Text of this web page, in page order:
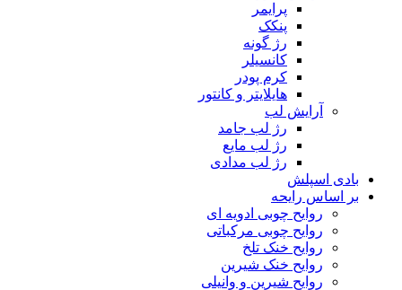
پرایمر
پنکک
رژ گونه
کانسیلر
کرم پودر
هایلایتر و کانتور
آرایش لب
رژ لب جامد
رژ لب مایع
رژ لب مدادی
بادی اسپلش
بر اساس رایحه
روایح چوبی ادویه ای
روایح چوبی مرکباتی
روایح خنک تلخ
روایح خنک شیرین
روایح شیرین و وانیلی